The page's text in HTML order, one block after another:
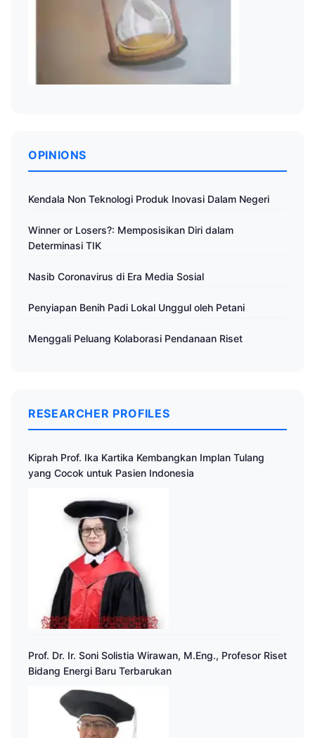
OPINIONS
Kendala Non Teknologi Produk Inovasi Dalam Negeri
Winner or Losers?: Memposisikan Diri dalam
Determinasi TIK
Nasib Coronavirus di Era Media Sosial
Penyiapan Benih Padi Lokal Unggul oleh Petani
Menggali Peluang Kolaborasi Pendanaan Riset
RESEARCHER PROFILES
Kiprah Prof. Ika Kartika Kembangkan Implan Tulang
yang Cocok untuk Pasien Indonesia
Prof. Dr. Ir. Soni Solistia Wirawan, M.Eng., Profesor Riset
Bidang Energi Baru Terbarukan